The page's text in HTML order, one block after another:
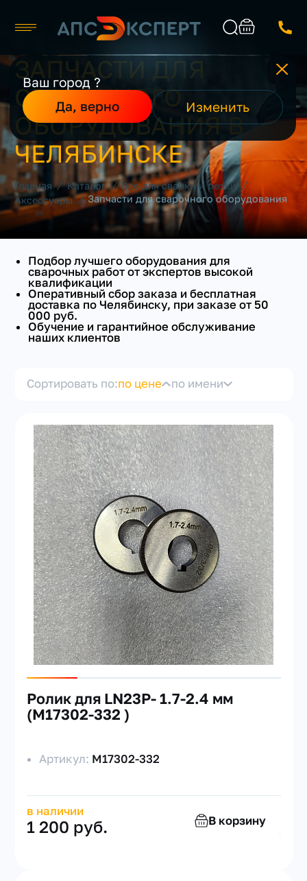
Ваш город ?
Да, верно
Изменить
Челябинск
Каталог
О компании
Производители
Реализованные проекты
Контакты
+7(351) 223-98-74
заказать звонок
ЗАПЧАСТИ ДЛЯ
СВАРОЧНОГО
ОБОРУДОВАНИЯ В
ЧЕЛЯБИНСКЕ
Главная / Каталог / Все для сварки и резки /
Аксессуары / Запчасти для сварочного оборудования
ПРОИЗВОДИТЕЛЬ
СТРАНА ПРОИЗВОДИТЕЛЬ
КЛАСС
ТИП
Подбор лучшего оборудования для
сварочных работ от экспертов высокой
квалификации
Оперативный сбор заказа и бесплатная
доставка по Челябинску, при заказе от 50
000 руб.
Обучение и гарантийное обслуживание
наших клиентов
Сортировать по:по цене по имени
Ролик для LN23P- 1.7-2.4 мм
(М17302-332 )
Артикул: М17302-332
в наличии
1 200 руб. В корзину
Найти